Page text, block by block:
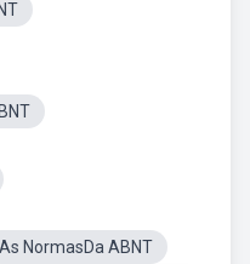
As NormasDa ABNT